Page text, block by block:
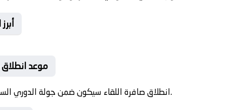
⚡
❓ موعد
✅ انطلاق صافرة اللقاء سيكون ضمن جولة الدوري السعودي لهذا اليوم، فكونوا على الموعد.